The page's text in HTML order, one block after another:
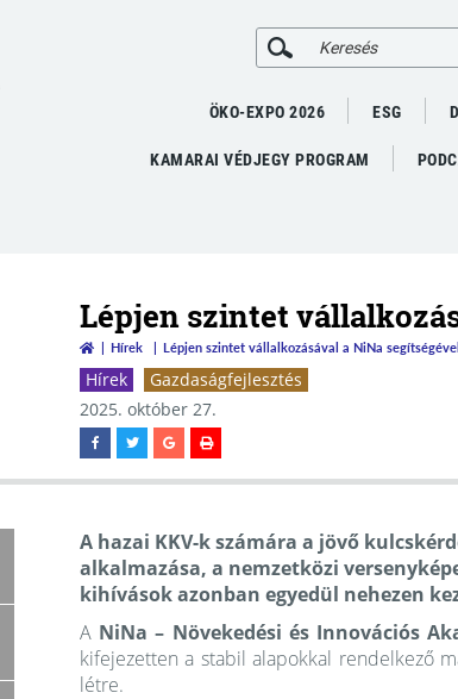
ÖKO-EXPO 2026 ESG
KAMARAI VÉDJEGY PROGRAM
Lépjen szintet
Hírek Lépjen szintet vállalkozásával a NiNa
Hírek
Gazdaságfejlesztés
2025. október 27.
A hazai KKV-k számára a jövő
alkalmazása, a nemzetközi
kihívások azonban egyedül nehezen
A NiNa – Növekedési és Innovációs
kifejezetten a stabil alapokkal rendelkező
létre.